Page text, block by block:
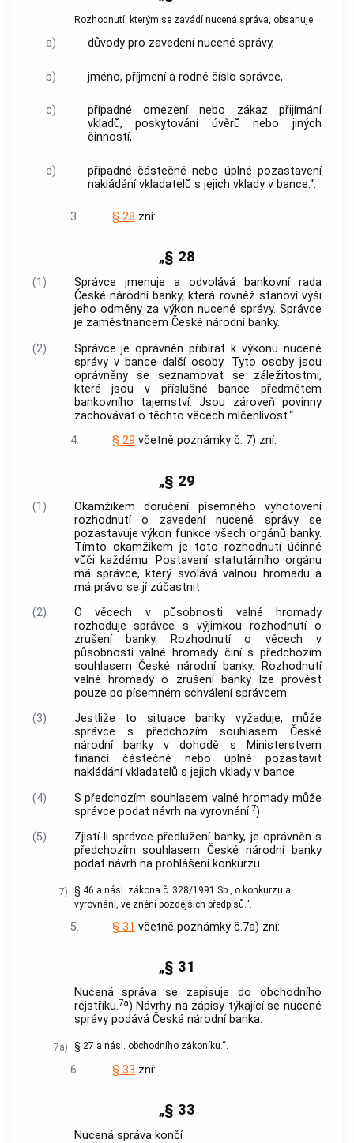
Rozhodnutí, kterým se zavádí nucená správa, obsahuje:
a) důvody pro zavedení nucené správy,
b) jméno, příjmení a rodné číslo správce,
c)
případné omezení nebo zákaz přijímání
vkladů, poskytování úvěrů nebo jiných
činností,
d)
případné částečné nebo úplné pozastavení
nakládání vkladatelů s jejich vklady v bance.“.
3. § 28 zní:
„§ 28
(1)
Správce jmenuje a odvolává bankovní rada
České národní banky, která rovněž stanoví výši
jeho odměny za výkon nucené správy. Správce
je zaměstnancem České národní banky.
(2)
Správce je oprávněn přibírat k výkonu nucené
správy v bance další osoby. Tyto osoby jsou
oprávněny se seznamovat se záležitostmi,
které jsou v příslušné bance předmětem
bankovního tajemství. Jsou zároveň povinny
zachovávat o těchto věcech mlčenlivost.“.
4.
§ 29 včetně poznámky č. 7) zní:
„§ 29
(1)
Okamžikem doručení písemného vyhotovení
rozhodnutí o zavedení nucené správy se
pozastavuje výkon funkce všech orgánů banky.
Tímto okamžikem je toto rozhodnutí účinné
vůči každému. Postavení statutárního orgánu
má správce, který svolává valnou hromadu a
má právo se jí zúčastnit.
(2)
O věcech v působnosti valné hromady
rozhoduje správce s výjimkou rozhodnutí o
zrušení banky. Rozhodnutí o věcech v
působnosti valné hromady činí s předchozím
souhlasem České národní banky. Rozhodnutí
valné hromady o zrušení banky lze provést
pouze po písemném schválení správcem.
(3)
Jestliže to situace banky vyžaduje, může
správce s předchozím souhlasem České
národní banky v dohodě s Ministerstvem
financí částečně nebo úplně pozastavit
nakládání vkladatelů s jejich vklady v bance.
(4)
S předchozím souhlasem valné hromady může
správce podat návrh na vyrovnání.7)
(5)
Zjistí-li správce předlužení banky, je oprávněn s
předchozím souhlasem České národní banky
podat návrh na prohlášení konkurzu.
7)
§ 46 a násl. zákona č. 328/1991 Sb., o konkurzu a
vyrovnání, ve znění pozdějších předpisů.“.
5. § 31 včetně poznámky č.7a) zní:
„§ 31
Nucená správa se zapisuje do obchodního
rejstříku.7a) Návrhy na zápisy týkající se nucené
správy podává Česká národní banka.
7a) § 27 a násl. obchodního zákoníku.“.
6. § 33 zní:
„§ 33
Nucená správa končí